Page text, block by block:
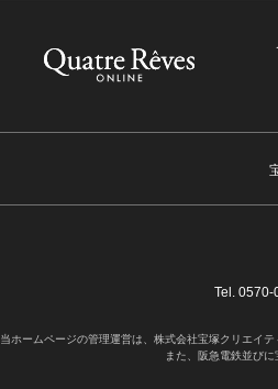
Tel.
当ホームページの管理運営は、株式会社宝塚クリエイ
また、阪急電鉄並び